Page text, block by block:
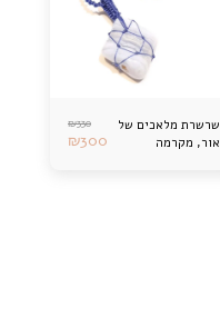
שרשרת מלאכים של
אור, מקרמה
₪330
₪300